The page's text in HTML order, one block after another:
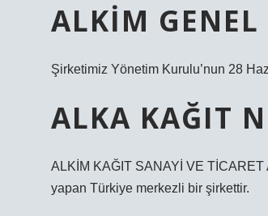
ALKIM GENEL
Şirketimiz Yönetim Kurulu’nun 28
ALKA KAĞIT
ALKİM KAĞIT SANAYİ VE TİCARET
yapan Türkiye merkezli bir şirkettir.